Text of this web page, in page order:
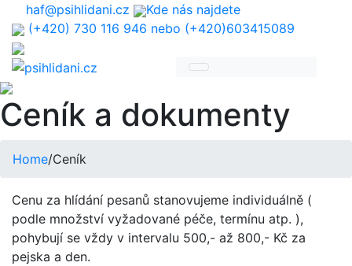
haf@psihlidani.cz
Kde nás najdete
(+420) 730 116 946 nebo (+420)603415089
Ceník a dokumenty
Home/Ceník
Cenu za hlídání pesanů stanovujeme individuálně (
podle množství vyžadované péče, termínu atp. ),
pohybují se vždy v intervalu 500,- až 800,- Kč za
pejska a den.